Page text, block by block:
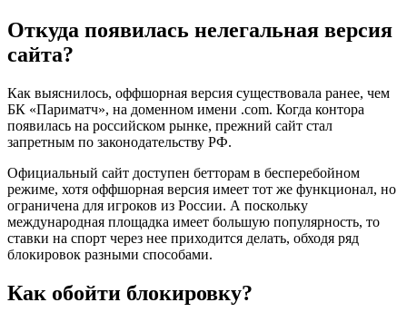
Откуда появилась нелегальная версия
сайта?
Как выяснилось, оффшорная версия существовала ранее, чем
БК «Париматч», на доменном имени .com. Когда контора
появилась на российском рынке, прежний сайт стал
запретным по законодательству РФ.
Официальный сайт доступен бетторам в бесперебойном
режиме, хотя оффшорная версия имеет тот же функционал, но
ограничена для игроков из России. А поскольку
международная площадка имеет большую популярность, то
ставки на спорт через нее приходится делать, обходя ряд
блокировок разными способами.
Как обойти блокировку?